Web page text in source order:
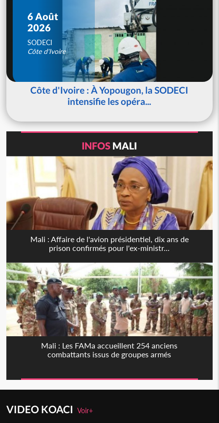
6 Août
2026
SODECI
Côte d'Ivoire
Côte d'Ivoire : À Yopougon, la SODECI
intensifie les opéra...
INFOS MALI
Mali : Affaire de l'avion présidentiel, dix ans de
prison confirmés pour l'ex-ministr...
Mali : Les FAMa accueillent 254 anciens
combattants issus de groupes armés
VIDEO KOACIVoir+